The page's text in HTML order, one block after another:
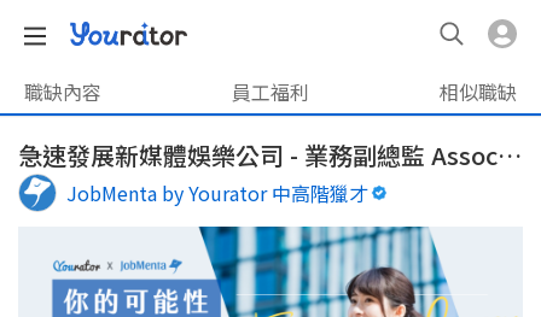
職缺內容 員工福利 相似職缺
急速發展新媒體娛樂公司 - 業務副總監 Associate Account Director
JobMenta by Yourator 中高階獵才